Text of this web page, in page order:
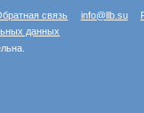
связь info@llb.su
данных